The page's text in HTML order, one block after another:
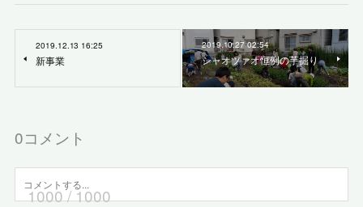
2019.12.13 16:25
新事業
2019.10.27 02:54
シャオツァオ恒例の芋掘り
0コメント
1000/ 1000